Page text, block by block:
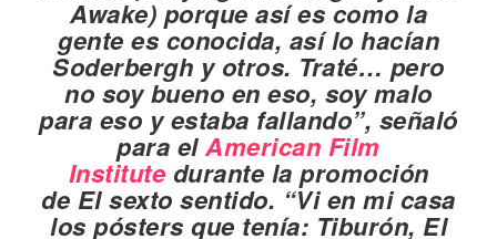
Awake) porque así es como la
gente es conocida, así lo hacían
Soderbergh y otros. Traté… pero
no soy bueno en eso, soy malo
para eso y estaba fallando”, señaló
para elAmerican Film
Institute durante la promoción
de El sexto sentido. “Vi en mi casa
los pósters que tenía: Tiburón, El